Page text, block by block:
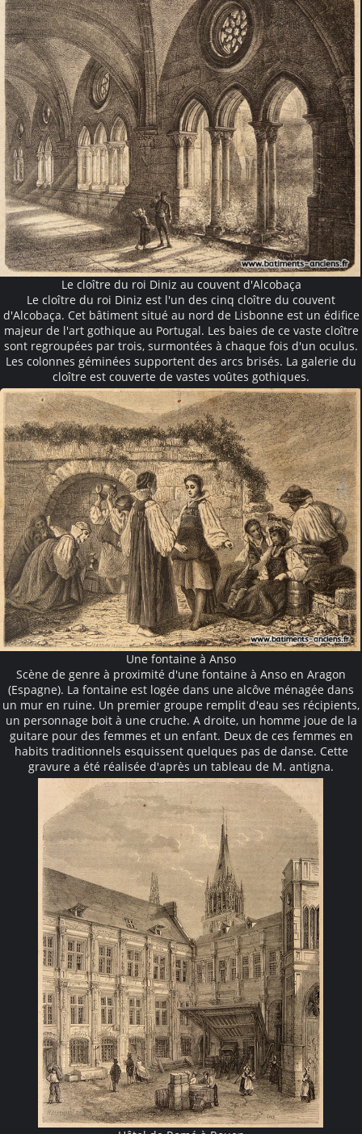
Le cloître du roi Diniz au couvent d'Alcobaça
Le cloître du roi Diniz est l'un des cinq cloître du couvent
d'Alcobaça. Cet bâtiment situé au nord de Lisbonne est un édifice
majeur de l'art gothique au Portugal. Les baies de ce vaste cloître
sont regroupées par trois, surmontées à chaque fois d'un oculus.
Les colonnes géminées supportent des arcs brisés. La galerie du
cloître est couverte de vastes voûtes gothiques.
Une fontaine à Anso
Scène de genre à proximité d'une fontaine à Anso en Aragon
(Espagne). La fontaine est logée dans une alcôve ménagée dans
un mur en ruine. Un premier groupe remplit d'eau ses récipients,
un personnage boit à une cruche. A droite, un homme joue de la
guitare pour des femmes et un enfant. Deux de ces femmes en
habits traditionnels esquissent quelques pas de danse. Cette
gravure a été réalisée d'après un tableau de M. antigna.